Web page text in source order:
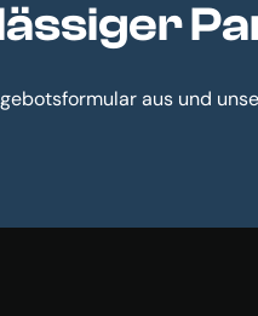
aus und